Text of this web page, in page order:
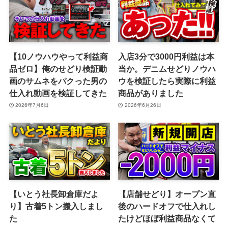
【10ノウハウやって利益商
品ゼロ】俺のせどり検証動
画のサムネをパクった男の
仕入れ動画を検証してきた
2026年7月6日
入店3分で3000円利益は本
当か。デニムせどりノウハ
ウを検証したら実際に利益
商品がありました
2026年6月26日
【いとう社長卸倉庫だよ
り】古着5トン搬入しまし
た
【店舗せどり】オープン直
後のハードオフで仕入れし
たけどほぼ利益商品なくて